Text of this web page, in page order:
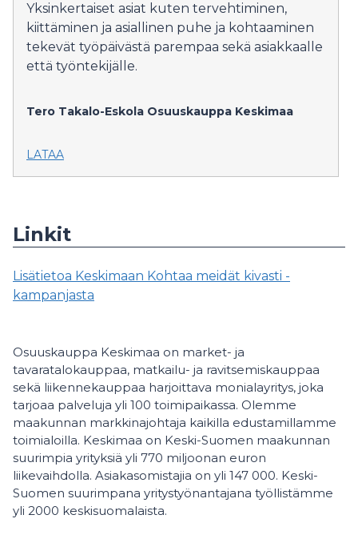
Yksinkertaiset asiat kuten tervehtiminen,
kiittäminen ja asiallinen puhe ja kohtaaminen
tekevät työpäivästä parempaa sekä asiakkaalle
että työntekijälle.
Tero Takalo-Eskola Osuuskauppa Keskimaa
LATAA
Linkit
Lisätietoa Keskimaan Kohtaa meidät kivasti -
kampanjasta
Osuuskauppa Keskimaa on market- ja
tavaratalokauppaa, matkailu- ja ravitsemiskauppaa
sekä liikennekauppaa harjoittava monialayritys, joka
tarjoaa palveluja yli 100 toimipaikassa. Olemme
maakunnan markkinajohtaja kaikilla edustamillamme
toimialoilla. Keskimaa on Keski-Suomen maakunnan
suurimpia yrityksiä yli 770 miljoonan euron
liikevaihdolla. Asiakasomistajia on yli 147 000. Keski-
Suomen suurimpana yritystyönantajana työllistämme
yli 2000 keskisuomalaista.